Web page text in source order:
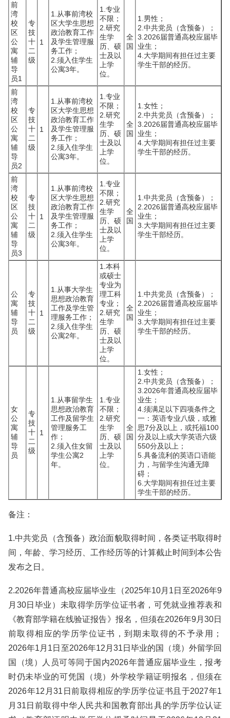
前
湾
校
区
公
寓
辅
导
员1
专
技
十
二
级
1
1.从事前湾校
区大学生思想
政治教育工作
及学生管理服
务工作；
2.须入住学生
公寓3年。
1.专业
不限；
2.研究
生学
历、硕
士及以
上学
位。
全
国
1.男性；
2.中共党员（含预备）；
3.2026届普通高校应届毕
业生；
4.大学期间有担任过主要
学生干部的经历。
前
湾
校
区
公
寓
辅
导
员2
专
技
十
二
级
1
1.从事前湾校
区大学生思想
政治教育工作
及学生管理服
务工作；
2.须入住学生
公寓3年。
1.专业
不限；
2.研究
生学
历、硕
士及以
上学
位。
全
国
1.女性；
2.中共党员（含预备）；
3.2026届普通高校应届毕
业生；
4.大学期间有担任过主要
学生干部的经历。
前
湾
校
区
公
寓
辅
导
员3
专
技
十
二
级
1
1.从事前湾校
区大学生思想
政治教育工作
及学生管理服
务工作；
2.须入住学生
公寓3年。
1.专业
不限；
2.研究
生学
历、硕
士及以
上学
位。
全
国
1.中共党员（含预备）；
2.2026届普通高校应届毕
业生；
3.大学期间有担任过主要
学生干部经历。
公
寓
辅
导
员
专
技
十
二
级
1
1.从事大学生
思想政治教育
工作及学生管
理服务工作；
2.须入住学生
公寓2年。
1.本科
或硕士
专业为
理工科
专业；
2.研究
生学
历、硕
士及以
上学
位。
全
国
1.中共党员（含预备）；
2.2026届普通高校应届毕
业生；
3.大学期间有担任过主要
学生干部的经历。
女
公
寓
辅
导
员
专
技
十
二
级
1
1.从事留学生
思想政治教育
工作及留学生
管理服务工
作；
2.须入住女留
学生公寓2
年。
1.专业
不限；
2.研究
生学
历、硕
士及以
上学
位。
全
国
1.女性；
2.中共党员（含预备）；
3.2026年普通高校应届毕
业生；
4.须满足以下四项条件之
一：英语专业八级，或雅
思7分及以上，或托福100
分及以上或大学英语六级
550分及以上；
5.具备流利的英语口语能
力，与留学生沟通无障
碍；
6.大学期间有担任过主要
学生干部的经历。
备注：
1.中共党员（含预备）政治面貌取得时间，各类证书取得时
间，年龄、学习经历、工作经历等的计算截止时间到本公告
发布之日。
2.2026年普通高校应届毕业生（2025年10月1日至2026年9
月30日毕业）未取得学历学位证书者，可凭就业推荐表和
《教育部学籍在线验证报告》报名，但须在2026年9月30日
前取得相应的学历学位证书，到期未取得的不予录用；
2026年1月1日至2026年12月31日毕业的国（境）外留学回
国（境）人员可等同于国内2026年普通应届毕业生，报考
时仍未毕业的可凭国（境）外学校学籍证明报名，但须在
2026年12月31日前取得相应的学历学位证书且于2027年1
月31日前取得中华人民共和国教育部出具的学历学位认证